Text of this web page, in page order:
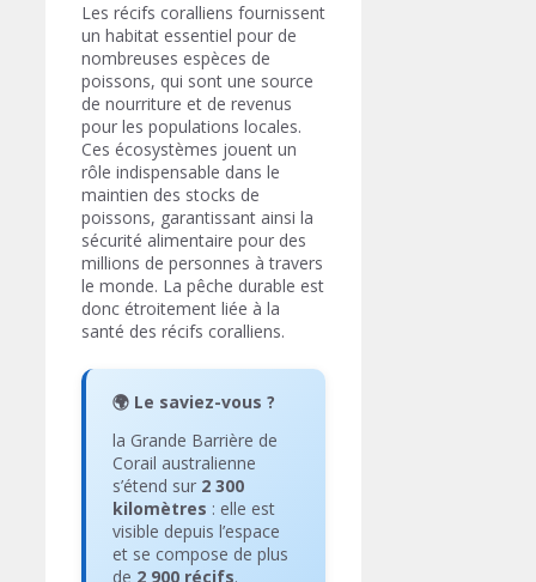
Les récifs coralliens fournissent
un habitat essentiel pour de
nombreuses espèces de
poissons, qui sont une source
de nourriture et de revenus
pour les populations locales.
Ces écosystèmes jouent un
rôle indispensable dans le
maintien des stocks de
poissons, garantissant ainsi la
sécurité alimentaire pour des
millions de personnes à travers
le monde. La pêche durable est
donc étroitement liée à la
santé des récifs coralliens.
🌍 Le saviez-vous ?
la Grande Barrière de
Corail australienne
s’étend sur 2 300
kilomètres : elle est
visible depuis l’espace
et se compose de plus
de 2 900 récifs.